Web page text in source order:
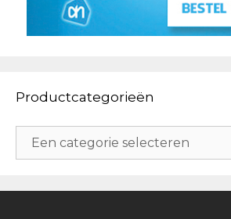
Productcategorieën